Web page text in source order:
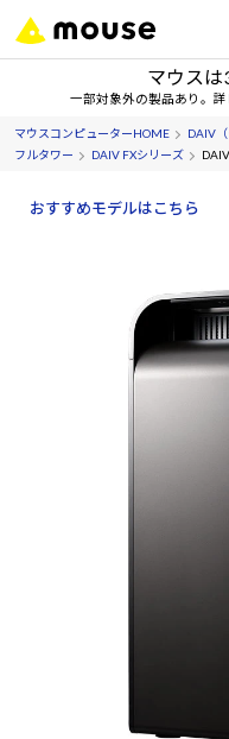
マウスは
一部対象外の製品あり。
マウスコンピューターHOME DAIV（
フルタワー
DAIV FXシリーズ
おすすめモデルはこちら